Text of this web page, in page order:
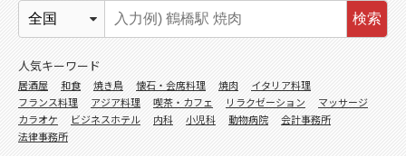
検索
人気キーワード
居酒屋 和食 焼き鳥 懐石・会席料理 焼肉
イタリア料理
フランス料理
アジア料理 喫茶・カフェ リラクゼーション
マッサージ
カラオケ
ビジネスホテル 内科 小児科 動物病院
会計事務所
法律事務所